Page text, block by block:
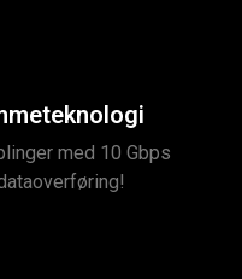
med 10 Gbps